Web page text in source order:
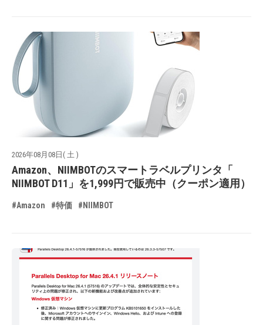
2026年08月08日( 土 )
Amazon、NIIMBOTのスマートラベルプリンタ「
NIIMBOT D11」を1,999円で販売中（クーポン適用）
#Amazon #特価 #NIIMBOT